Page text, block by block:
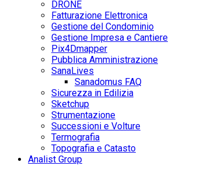
DRONE
Fatturazione Elettronica
Gestione del Condominio
Gestione Impresa e Cantiere
Pix4Dmapper
Pubblica Amministrazione
SanaLives
Sanadomus FAQ
Sicurezza in Edilizia
Sketchup
Strumentazione
Successioni e Volture
Termografia
Topografia e Catasto
Analist Group